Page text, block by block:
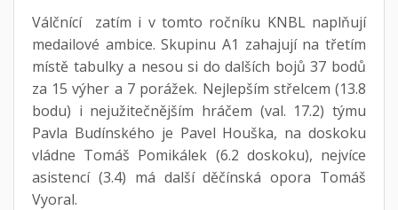
Válčnící zatím i v tomto ročníku KNBL naplňují
medailové ambice. Skupinu A1 zahajují na třetím
místě tabulky a nesou si do dalších bojů 37 bodů
za 15 výher a 7 porážek. Nejlepším střelcem (13.8
bodu) i nejužitečnějším hráčem (val. 17.2) týmu
Pavla Budínského je Pavel Houška, na doskoku
vládne Tomáš Pomikálek (6.2 doskoku), nejvíce
asistencí (3.4) má další děčínská opora Tomáš
Vyoral.